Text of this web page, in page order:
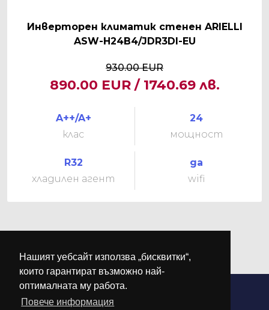
Нашият уебсайт използва „бисквитки“,
които гарантират възможно най-
оптималната му работа.
Повече информация
Инверторен климатик стенен ARIELLI
ASW-H24B4/JDR3DI-EU
930.00 EUR
890.00 EUR / 1740.69 лв.
A++/A+
клас
24
мощност
R32
хладилен агент
да
wifi